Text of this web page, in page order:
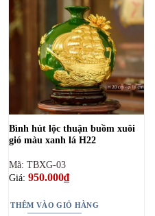
Bình hút lộc thuận buồm xuôi
gió màu xanh lá H22
Mã: TBXG-03
Giá: 950.000₫
THÊM VÀO GIỎ HÀNG